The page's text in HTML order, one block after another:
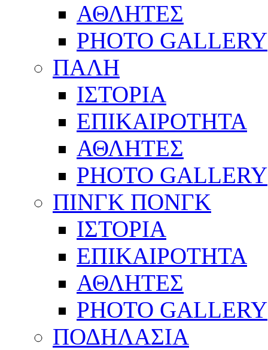
ΑΘΛΗΤΕΣ
PHOTO GALLERY
ΠΑΛΗ
ΙΣΤΟΡΙΑ
ΕΠΙΚΑΙΡΟΤΗΤΑ
ΑΘΛΗΤΕΣ
PHOTO GALLERY
ΠΙΝΓΚ ΠΟΝΓΚ
ΙΣΤΟΡΙΑ
ΕΠΙΚΑΙΡΟΤΗΤΑ
ΑΘΛΗΤΕΣ
PHOTO GALLERY
ΠΟΔΗΛΑΣΙΑ